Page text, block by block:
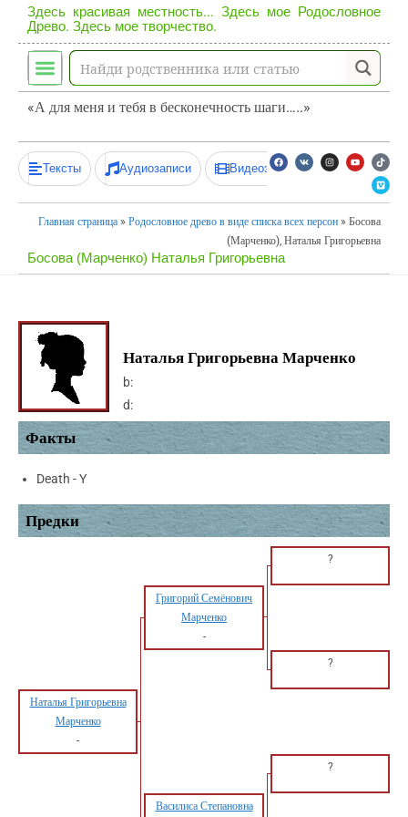
Здесь красивая местность... Здесь мое Родословное
Древо. Здесь мое творчество.
«А для меня и тебя в бесконечность шаги…..»
Тексты Аудиозаписи Видеозаписи
Главная страница » Родословное древо в виде списка всех персон » Босова
(Марченко), Наталья Григорьевна
Босова (Марченко) Наталья Григорьевна
Наталья Григорьевна Марченко
b:
d:
Факты
Death - Y
Предки
?
Григорий Семёнович
Марченко
-
?
Наталья Григорьевна
Марченко
-
?
Василиса Степановна